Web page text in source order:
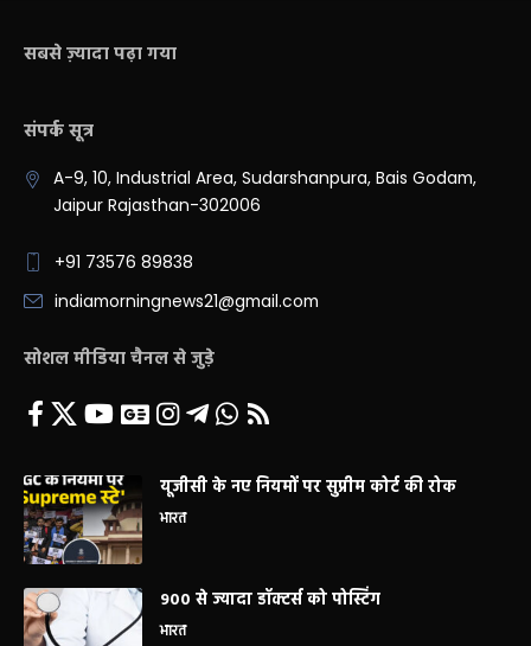
सबसे ज़्यादा पढ़ा गया
संपर्क सूत्र
A-9, 10, Industrial Area, Sudarshanpura, Bais Godam,
Jaipur Rajasthan-302006
+91 73576 89838
indiamorningnews21@gmail.com
सोशल मीडिया चैनल से जुड़े
यूजीसी के नए नियमों पर सुप्रीम कोर्ट की रोक
भारत
900 से ज्यादा डॉक्टर्स को पोस्टिंग
भारत